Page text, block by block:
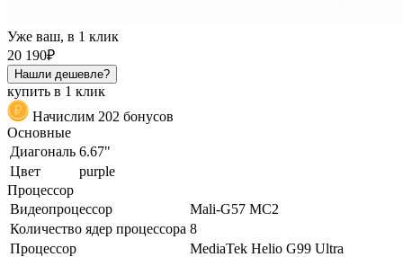
Уже ваш, в 1 клик
20 190₽
Нашли дешевле?
купить в 1 клик
Начислим 202 бонусов
Основные
Диагональ 6.67"
Цвет
purple
Процессор
Видеопроцессор
Mali-G57 MC2
Количество ядер процессора 8
Процессор
MediaTek Helio G99 Ultra